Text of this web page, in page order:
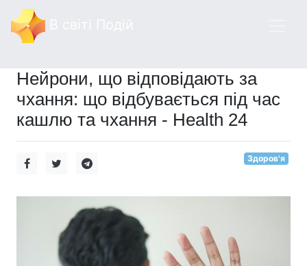
Нейрони, що відповідають за
чхання: що відбувається під час
кашлю та чхання - Health 24
Здоров'я